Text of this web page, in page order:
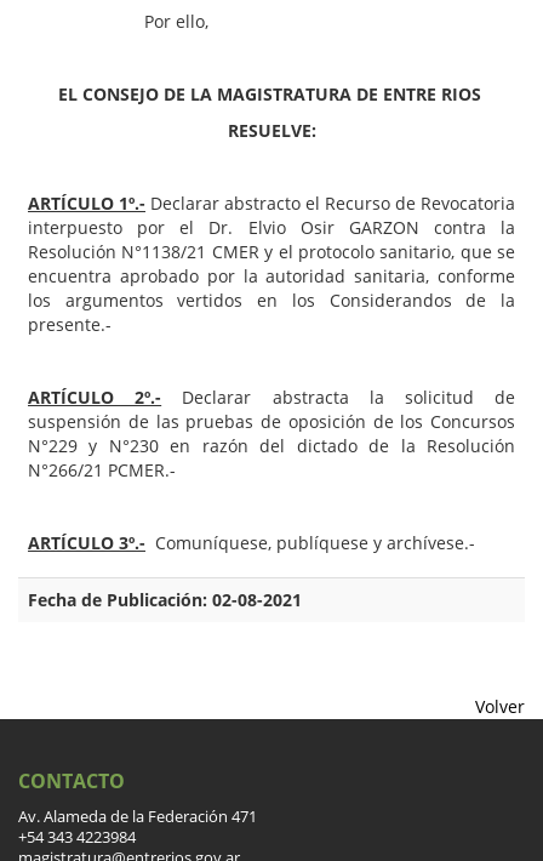
Por ello,
EL CONSEJO DE LA MAGISTRATURA DE ENTRE RIOS
RESUELVE:
ARTÍCULO 1º.- Declarar abstracto el Recurso de Revocatoria
interpuesto por el Dr. Elvio Osir GARZON contra la
Resolución N°1138/21 CMER y el protocolo sanitario, que se
encuentra aprobado por la autoridad sanitaria, conforme
los argumentos vertidos en los Considerandos de la
presente.-
ARTÍCULO 2º.- Declarar abstracta la solicitud de
suspensión de las pruebas de oposición de los Concursos
N°229 y N°230 en razón del dictado de la Resolución
N°266/21 PCMER.-
ARTÍCULO 3º.- Comuníquese, publíquese y archívese.-
Fecha de Publicación: 02-08-2021
Volver
CONTACTO
Av. Alameda de la Federación 471
+54 343 4223984